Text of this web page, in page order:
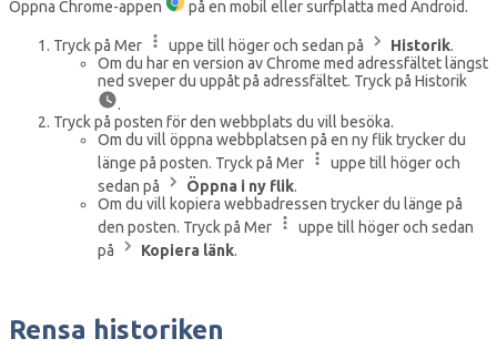
Öppna Chrome-appen på en mobil eller surfplatta med Android.
Tryck på Mer uppe till höger och sedan på Historik.
Om du har en version av Chrome med adressfältet längst
ned sveper du uppåt på adressfältet. Tryck på Historik
.
Tryck på posten för den webbplats du vill besöka.
Om du vill öppna webbplatsen på en ny flik trycker du
länge på posten. Tryck på Mer
uppe till höger och
sedan på
Öppna i ny flik.
Om du vill kopiera webbadressen trycker du länge på
den posten. Tryck på Mer
uppe till höger och sedan
på
Kopiera länk.
Rensa historiken